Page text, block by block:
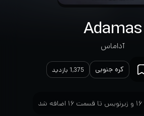
Adamas
آداماس
کره جنوبی 1,375 بازدید